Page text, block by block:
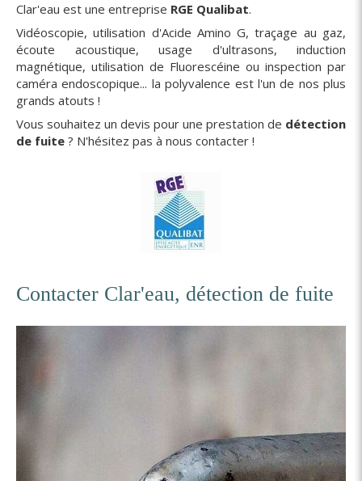
Clar'eau est une entreprise RGE Qualibat.
Vidéoscopie, utilisation d'Acide Amino G, traçage au gaz,
écoute acoustique, usage d'ultrasons, induction
magnétique, utilisation de Fluorescéine ou inspection par
caméra endoscopique... la polyvalence est l'un de nos plus
grands atouts !
Vous souhaitez un devis pour une prestation de détection
de fuite ? N'hésitez pas à nous contacter !
Contacter Clar'eau, détection de fuite